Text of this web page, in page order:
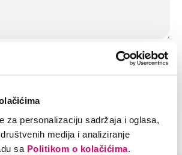
za personalizaciju sadržaja i oglasa,
medija i analiziranje
sa Politikom o kolačićima
potvrđujem da sam pročitao/laPolitiku
te da sam saglasan/a da se moji lični podaci
formi obrađuju u svrhu rješavanja mog
Pošalji
and the GooglePrivacy Policyand Terms of